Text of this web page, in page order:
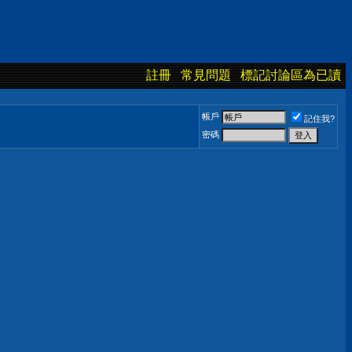
註冊 常見問題 標記討論區為已讀
帳戶
記住我?
密碼